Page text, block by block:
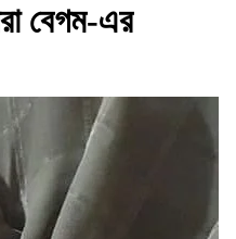
বেগম-এর